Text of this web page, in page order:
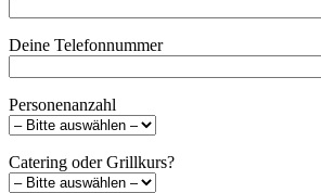
Deine Telefonnummer
Personenanzahl
Catering oder Grillkurs?